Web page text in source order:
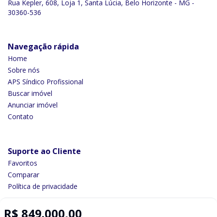
R$ 849.000,00
Rua Kepler, 608, Loja 1, Santa Lúcia, Belo Horizonte - MG -
30360-536
Navegação rápida
Home
Sobre nós
APS Síndico Profissional
Buscar imóvel
Anunciar imóvel
Contato
Suporte ao Cliente
Favoritos
Comparar
Política de privacidade